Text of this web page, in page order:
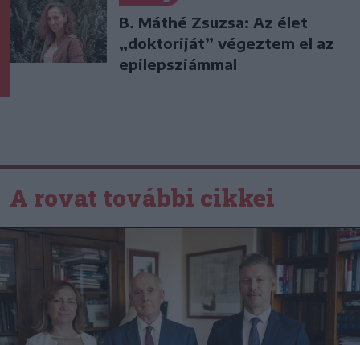
B. Máthé Zsuzsa: Az élet
„doktoriját” végeztem el az
epilepsziámmal
A rovat további cikkei